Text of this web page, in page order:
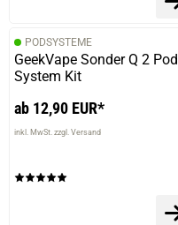
Olaf B.
verifizierter Onlinekauf.
PODSYSTEME
GeekVape Sonder Q 2 Pod
System Kit
ab 12,90 EUR*
inkl. MwSt. zzgl. Versand